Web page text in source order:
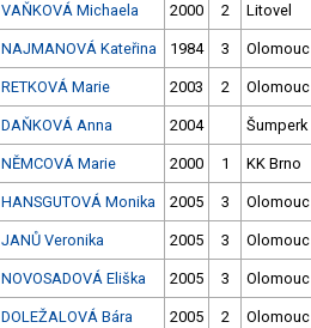
VAŇKOVÁ Michaela 2000 2 Litovel
NAJMANOVÁ Kateřina 1984 3 Olomouc
RETKOVÁ Marie 2003 2 Olomouc
DAŇKOVÁ Anna 2004 Šumperk
NĚMCOVÁ Marie 2000 1 KK Brno
HANSGUTOVÁ Monika 2005 3 Olomouc
JANŮ Veronika 2005 3 Olomouc
NOVOSADOVÁ Eliška 2005 3 Olomouc
DOLEŽALOVÁ Bára 2005 2 Olomouc